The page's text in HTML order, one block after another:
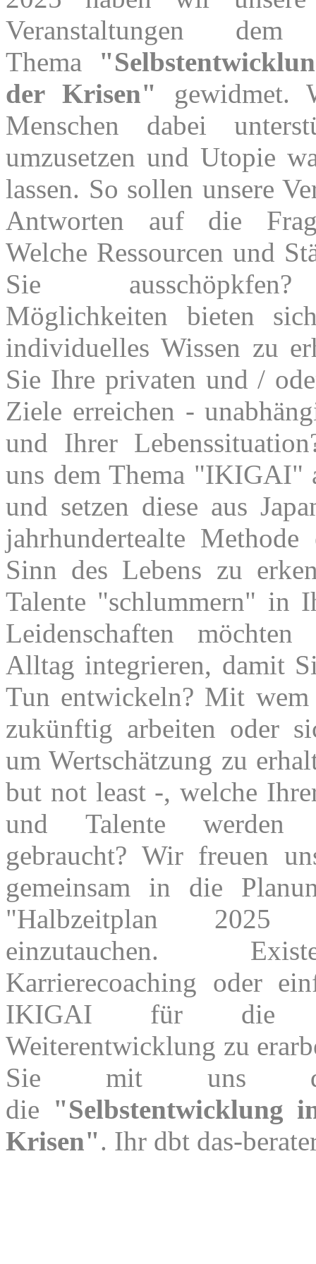
Veranstaltungen dem
Thema
der Krisen" gewidmet.
Menschen dabei
umzusetzen und Utopie
lassen. So sollen unsere
Antworten auf die
Welche Ressourcen und
Sie
Möglichkeiten bieten
individuelles Wissen zu
Sie Ihre privaten und /
Ziele erreichen -
und Ihrer
uns dem Thema "IKIGAI"
und setzen diese aus
jahrhundertealte
Sinn des Lebens zu
Talente "schlummern" in
Leidenschaften
Alltag integrieren, damit
Tun entwickeln? Mit wem
zukünftig arbeiten oder
um Wertschätzung zu
but not least -, welche
und Talente
gebraucht? Wir freuen
gemeinsam in die
"Halbzeitplan
einzutauchen.
Karrierecoaching oder
IKIGAI für die
Weiterentwicklung zu
Sie mit uns
die "Selbstentwicklung
Krisen". Ihr dbt das-